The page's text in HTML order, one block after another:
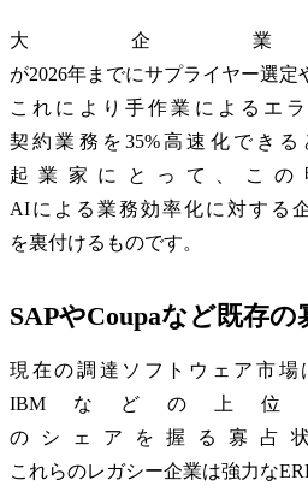
大企業
が2026年までにサプライヤー選
これにより手作業によるエラ
契約業務を35%高速化できる
起業家にとって、この
AIによる業務効率化に対する
を裏付けるものです。
SAPやCoupaなど既存
現在の調達ソフトウェア市場
IBMなどの上位
のシェアを握る寡占
これらのレガシー企業は強力な